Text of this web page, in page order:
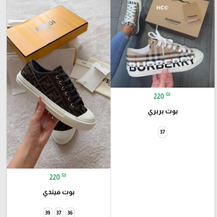
220 ₪
بوت بربري
37
220 ₪
بوت فيندي
36
37
39